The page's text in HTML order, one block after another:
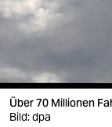
nord
verlag
verlag
Über 70 Millionen
Bild: dpa